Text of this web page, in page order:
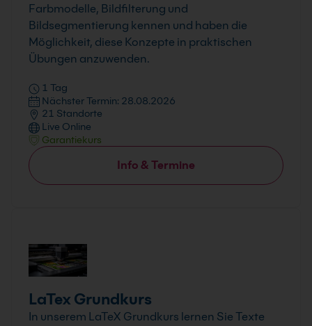
Farbmodelle, Bildfilterung und
Bildsegmentierung kennen und haben die
Möglichkeit, diese Konzepte in praktischen
Übungen anzuwenden.
1 Tag
Nächster Termin: 28.08.2026
21 Standorte
Live Online
Garantiekurs
Info & Termine
LaTex Grundkurs
In unserem LaTeX Grundkurs lernen Sie Texte